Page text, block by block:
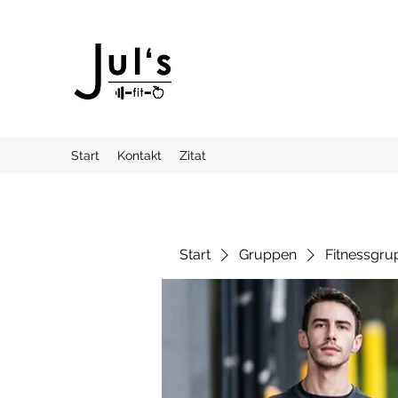
Start Kontakt Zitat
Start Gruppen